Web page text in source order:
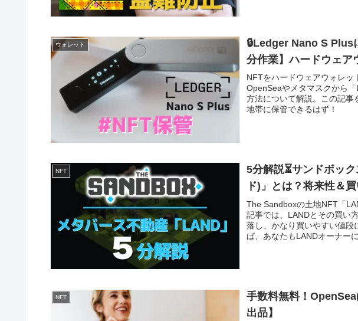
ウォレット
🔒Ledger Nano S
分作業】ハードウェア
NFTをハードウェアウォレッ
OpenSeaやメタマスクから
方法について解説。この記
地帯に保管できるはず！
NFT
5分解説⏳サンドボッ
ド)」とは？将来性＆
The Sandboxの土地NFT「
記事では、LANDとその買い
落し、かなり買いやすい値段
ば、あなたもLANDオーナー
NFT
手数料無料！
出品】